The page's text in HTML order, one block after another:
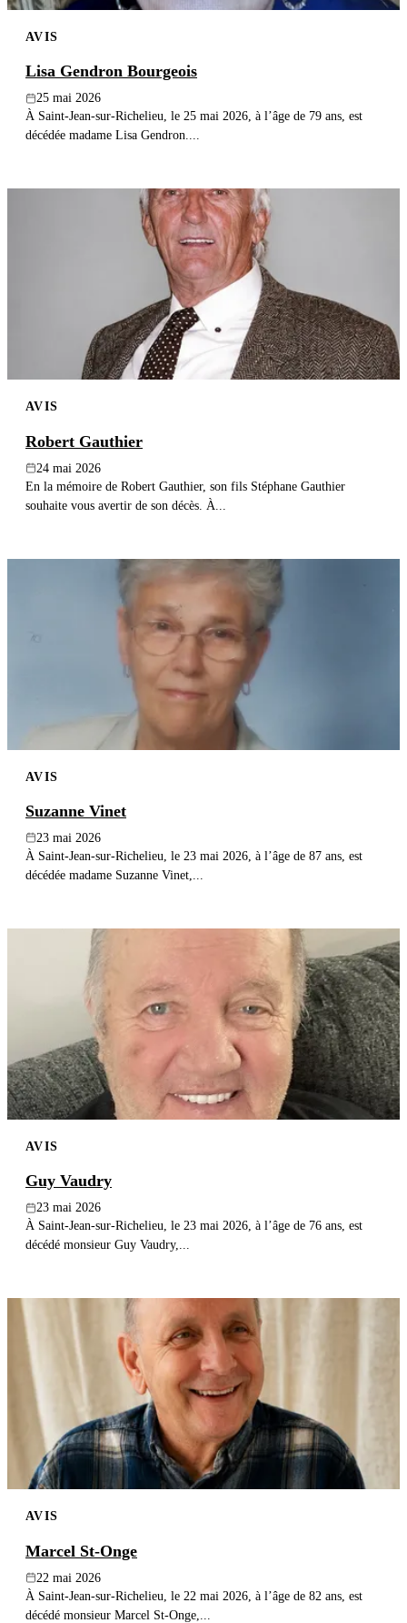
AVIS
Lisa Gendron Bourgeois
25 mai 2026
À Saint-Jean-sur-Richelieu, le 25 mai 2026, à l’âge de 79 ans, est
décédée madame Lisa Gendron....
AVIS
Robert Gauthier
24 mai 2026
En la mémoire de Robert Gauthier, son fils Stéphane Gauthier
souhaite vous avertir de son décès. À...
AVIS
Suzanne Vinet
23 mai 2026
À Saint-Jean-sur-Richelieu, le 23 mai 2026, à l’âge de 87 ans, est
décédée madame Suzanne Vinet,...
AVIS
Guy Vaudry
23 mai 2026
À Saint-Jean-sur-Richelieu, le 23 mai 2026, à l’âge de 76 ans, est
décédé monsieur Guy Vaudry,...
AVIS
Marcel St-Onge
22 mai 2026
À Saint-Jean-sur-Richelieu, le 22 mai 2026, à l’âge de 82 ans, est
décédé monsieur Marcel St-Onge,...